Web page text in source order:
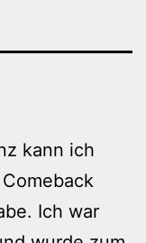
kann ich
Ich war